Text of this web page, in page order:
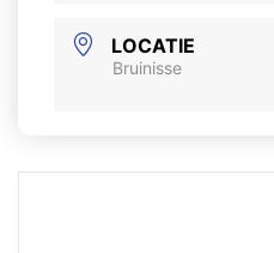
LOCATIE
Bruinisse